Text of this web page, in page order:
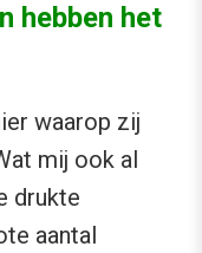
hebben het
waarop zij
mij ook al
drukte
aantal